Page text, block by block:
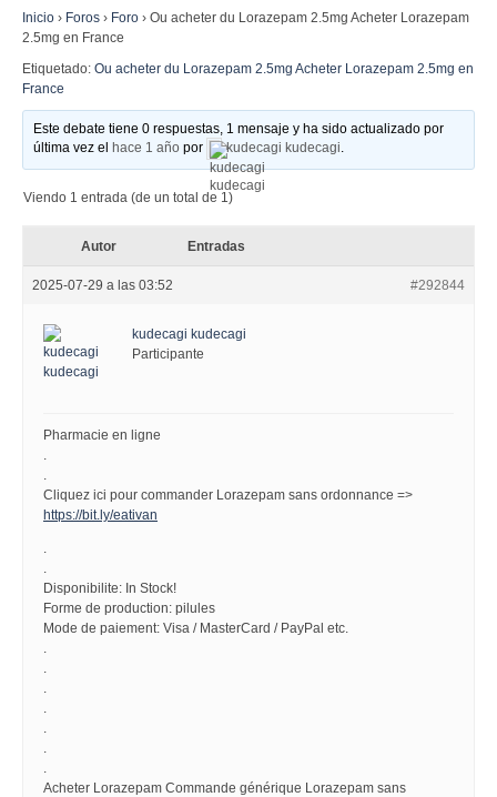
Inicio › Foros › Foro › Ou acheter du Lorazepam 2.5mg Acheter Lorazepam
2.5mg en France
Etiquetado: Ou acheter du Lorazepam 2.5mg Acheter Lorazepam 2.5mg en
France
Este debate tiene 0 respuestas, 1 mensaje y ha sido actualizado por
última vez el
hace 1 año por kudecagi kudecagi.
Viendo 1 entrada (de un total de 1)
Autor Entradas
2025-07-29 a las 03:52 #292844
kudecagi kudecagi
Participante
Pharmacie en ligne
.
.
Cliquez ici pour commander Lorazepam sans ordonnance =>
https://bit.ly/eativan
.
.
Disponibilite: In Stock!
Forme de production: pilules
Mode de paiement: Visa / MasterCard / PayPal etc.
.
.
.
.
.
.
.
Acheter Lorazepam Commande générique Lorazepam sans